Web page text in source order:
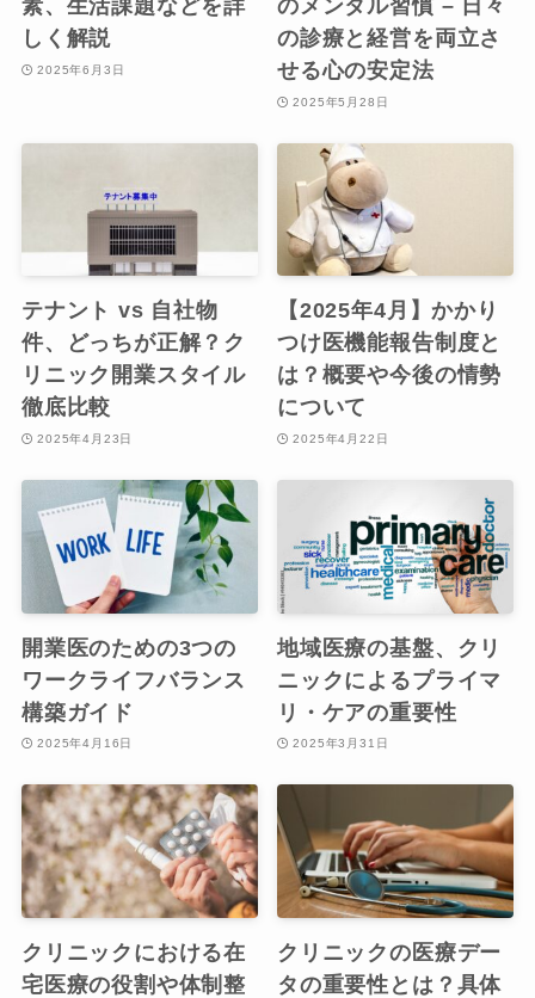
素、生活課題などを詳
しく解説
2025年6月3日
のメンタル習慣 – 日々
の診療と経営を両立さ
せる心の安定法
2025年5月28日
テナント vs 自社物
件、どっちが正解？ク
リニック開業スタイル
徹底比較
2025年4月23日
【2025年4月】かかり
つけ医機能報告制度と
は？概要や今後の情勢
について
2025年4月22日
開業医のための3つの
ワークライフバランス
構築ガイド
2025年4月16日
地域医療の基盤、クリ
ニックによるプライマ
リ・ケアの重要性
2025年3月31日
クリニックにおける在
宅医療の役割や体制整
クリニックの医療デー
タの重要性とは？具体